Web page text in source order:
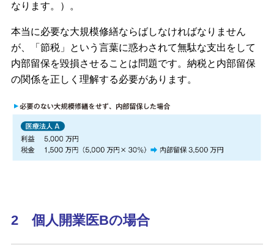
なります。）。
本当に必要な大規模修繕ならばしなければなりません
が、「節税」という言葉に惑わされて無駄な支出をして
内部留保を毀損させることは問題です。納税と内部留保
の関係を正しく理解する必要があります。
2 個人開業医Bの場合